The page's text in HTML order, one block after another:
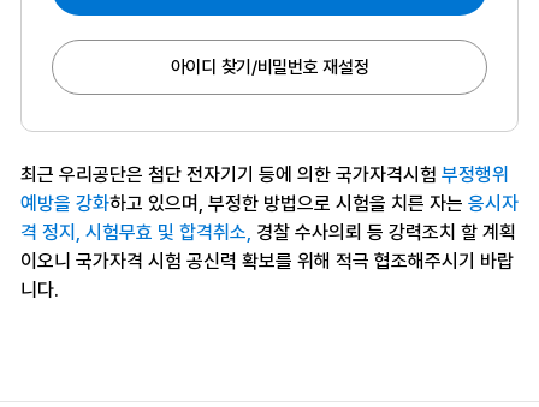
아이디 찾기/비밀번호 재설정
최근 우리공단은 첨단 전자기기 등에 의한 국가자격시험 부정행위
예방을 강화하고 있으며, 부정한 방법으로 시험을 치른 자는 응시자
격 정지, 시험무효 및 합격취소, 경찰 수사의뢰 등 강력조치 할 계획
이오니 국가자격 시험 공신력 확보를 위해 적극 협조해주시기 바랍
니다.